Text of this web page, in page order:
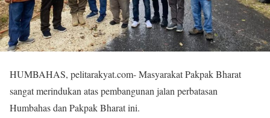
HUMBAHAS, pelitarakyat.com- Masyarakat Pakpak Bharat
sangat merindukan atas pembangunan jalan perbatasan
Humbahas dan Pakpak Bharat ini.